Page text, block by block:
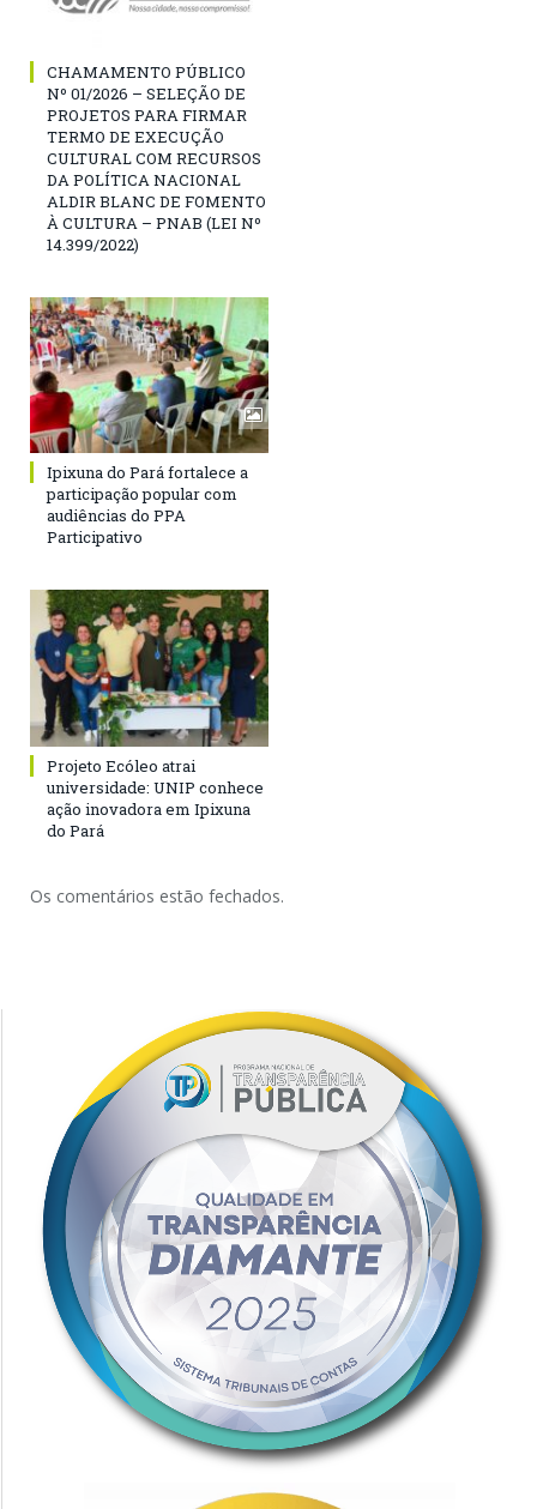
CHAMAMENTO PÚBLICO
Nº 01/2026 – SELEÇÃO DE
PROJETOS PARA FIRMAR
TERMO DE EXECUÇÃO
CULTURAL COM RECURSOS
DA POLÍTICA NACIONAL
ALDIR BLANC DE FOMENTO
À CULTURA – PNAB (LEI Nº
14.399/2022)
Ipixuna do Pará fortalece a
participação popular com
audiências do PPA
Participativo
Projeto Ecóleo atrai
universidade: UNIP conhece
ação inovadora em Ipixuna
do Pará
Os comentários estão fechados.